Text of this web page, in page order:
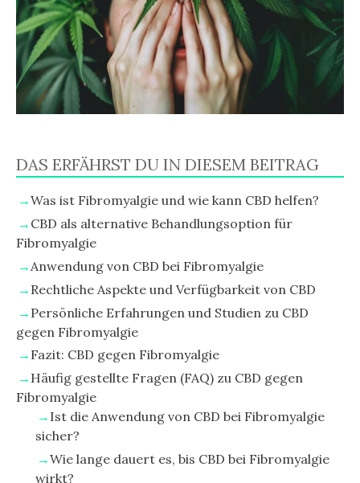
DAS ERFÄHRST DU IN DIESEM BEITRAG
Was ist Fibromyalgie und wie kann CBD helfen?
CBD als alternative Behandlungsoption für
Fibromyalgie
Anwendung von CBD bei Fibromyalgie
Rechtliche Aspekte und Verfügbarkeit von CBD
Persönliche Erfahrungen und Studien zu CBD
gegen Fibromyalgie
Fazit: CBD gegen Fibromyalgie
Häufig gestellte Fragen (FAQ) zu CBD gegen
Fibromyalgie
Ist die Anwendung von CBD bei Fibromyalgie
sicher?
Wie lange dauert es, bis CBD bei Fibromyalgie
wirkt?